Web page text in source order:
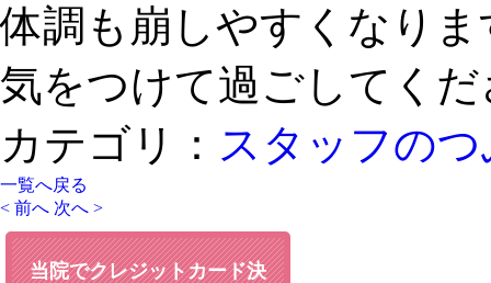
体調も崩しやすくなり
気をつけて過ごしてく
カテゴリ： スタッフの
一覧へ戻る
< 前へ 次へ >
当院でクレジットカード決